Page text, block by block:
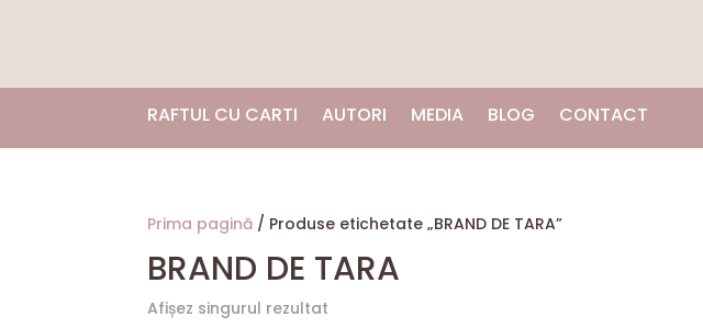
RAFTUL CU CARTI AUTORI MEDIA BLOG CONTACT
Prima pagină / Produse etichetate „BRAND DE TARA”
BRAND DE TARA
Afișez singurul rezultat